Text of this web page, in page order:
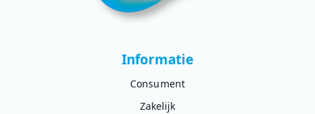
Informatie
Consument
Zakelijk